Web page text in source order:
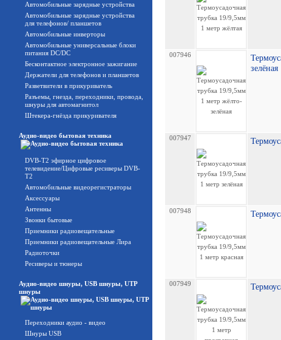
Автомобильные зарядные устройства
Автомобильные зарядные устройства
для телефонов/ планшетов
Автомобильные инверторы
Автомобильные универсальные блоки
питания DC/DC
Бесконтактное электронное зажигание
Держатели для телефонов и планшетов
Разветвители в прикуриватель
Разъемы, гнезда, переходники, провода,
шнуры для автомагнитол
Штекера-гнёзда прикуривателя
Аудио-видео бытовая техника
DVB-T2 эфирное цифровое
телевидение/Цифровые ресиверы DVB-
T2
Автомобильные видеорегистраторы
Аксессуары
Антенны
Звонки бытовые
Приемники радиовещательные
Приемники радиовещательные Лира
Радиоточки
Ресиверы и тюнеры
Аудио-видео шнуры, USB шнуры, UTP
шнуры
Переходники аудио - видео
Шнуры USB
007946
зелёная
007947
007948
007949